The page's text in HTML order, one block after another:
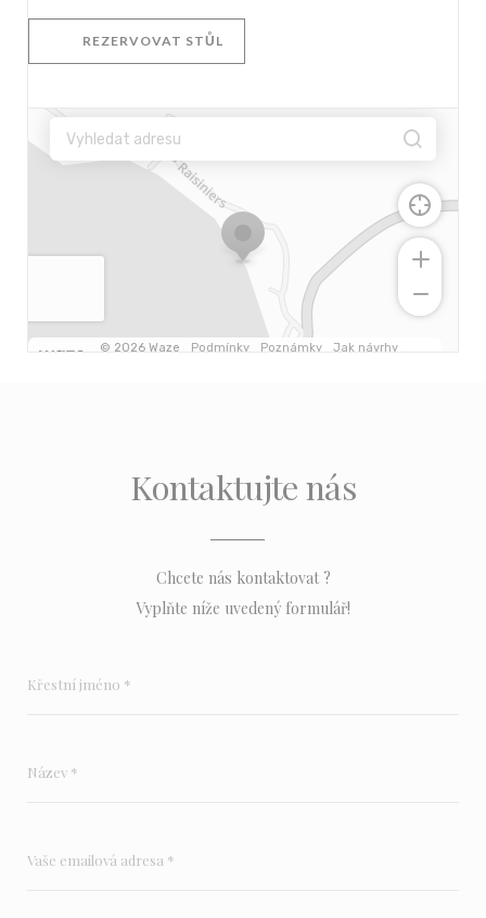
REZERVOVAT STŮL
Kontaktujte nás
Chcete nás kontaktovat ?
Vyplňte níže uvedený formulář!